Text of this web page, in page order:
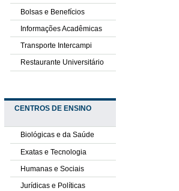
Bolsas e Benefícios
Informações Acadêmicas
Transporte Intercampi
Restaurante Universitário
CENTROS DE ENSINO
Biológicas e da Saúde
Exatas e Tecnologia
Humanas e Sociais
Jurídicas e Políticas